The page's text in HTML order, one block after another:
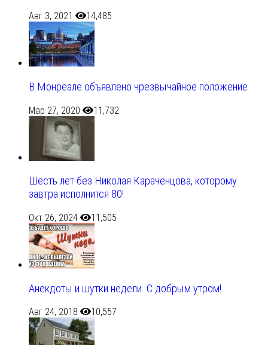
Авг 3, 2021 14,485
В Монреале объявлено чрезвычайное положение
Мар 27, 2020 11,732
Шесть лет без Николая Караченцова, которому
завтра исполнится 80!
Окт 26, 2024 11,505
Анекдоты и шутки недели. С добрым утром!
Авг 24, 2018 10,557